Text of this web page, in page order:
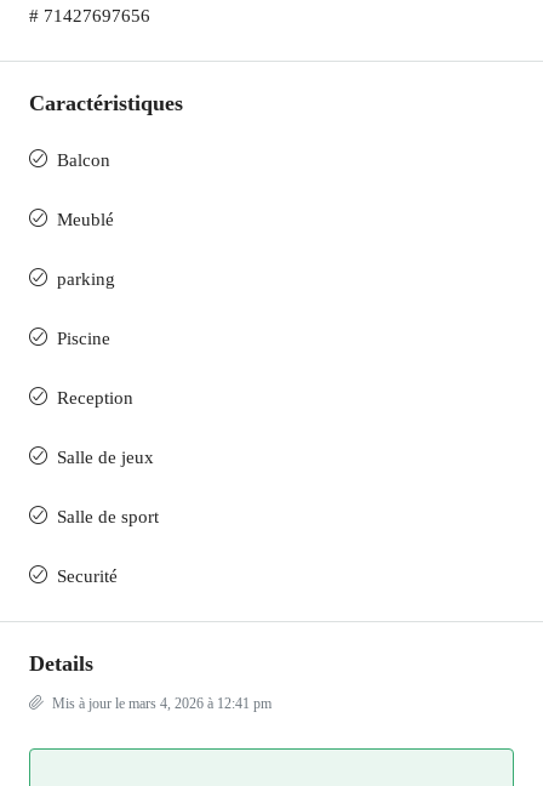
# 71427697656
Caractéristiques
Balcon
Meublé
parking
Piscine
Reception
Salle de jeux
Salle de sport
Securité
Details
Mis à jour le mars 4, 2026 à 12:41 pm